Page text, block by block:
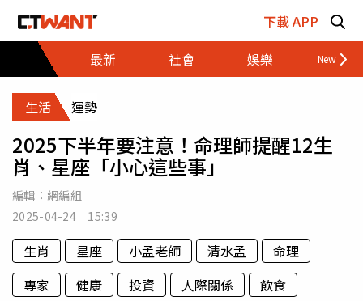
下載 APP
最新
社會 娛樂 財經
生活 運勢
2025下半年要注意！命理師提醒12生
肖、星座「小心這些事」
編輯： 網編組
2025-04-24 15:39
生肖 星座 小孟老師 清水孟
命理
專家
健康 投資 人際關係
飲食